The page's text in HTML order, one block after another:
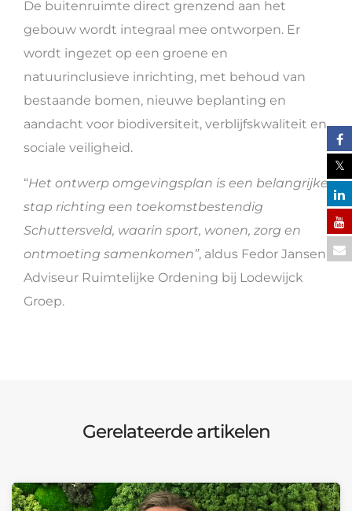
De buitenruimte direct grenzend aan het
gebouw wordt integraal mee ontworpen. Er
wordt ingezet op een groene en
natuurinclusieve inrichting, met behoud van
bestaande bomen, nieuwe beplanting en
aandacht voor biodiversiteit, verblijfskwaliteit en
sociale veiligheid.
“Het ontwerp omgevingsplan is een belangrijke
stap richting een toekomstbestendig
Schuttersveld, waarin sport, wonen, zorg en
ontmoeting samenkomen”, aldus Fedor Jansen,
Adviseur Ruimtelijke Ordening bij Lodewijck
Groep.
Gerelateerde artikelen